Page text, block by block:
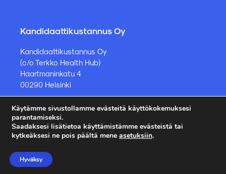
Kandidaattikustannus Oy
Kandidaattikustannus Oy
(c/o Terkko Health Hub)
Haartmaninkatu 4
00290 Helsinki
Kirjakauppa ja muut asiat
kauppa@kandidaattikustannus.fi
Käytämme sivustollamme evästeitä käyttökokemuksesi
parantamiseksi.
Saadaksesi lisätietoa käyttämistämme evästeistä tai
kytkeäksesi ne pois päältä mene asetuksiin.
Hyväksy